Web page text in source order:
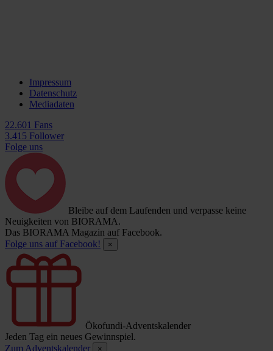
Impressum
Datenschutz
Mediadaten
22.601 Fans
3.415 Follower
Folge uns
Bleibe auf dem Laufenden und verpasse keine
Neuigkeiten von BIORAMA.
Das BIORAMA Magazin auf Facebook.
Folge uns auf Facebook!
×
Ökofundi-Adventskalender
Jeden Tag ein neues Gewinnspiel.
Zum Adventskalender
×